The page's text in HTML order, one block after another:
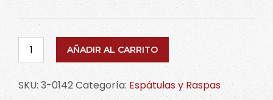
Espátulas/Miserables
mini
c/2pz
3-
AÑADIR AL CARRITO
SKU: 3-0142Categoría: Espátulas y Raspas